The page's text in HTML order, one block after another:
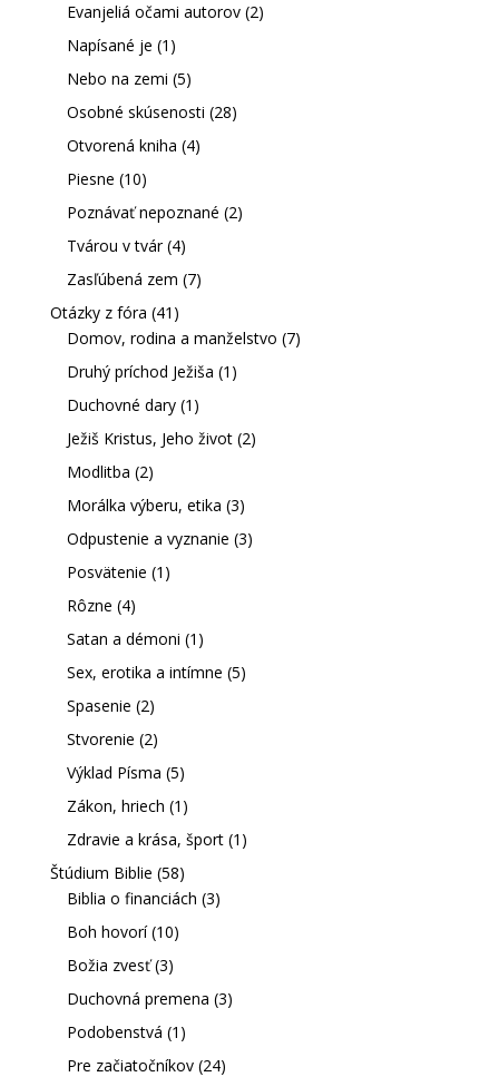
Evanjeliá očami autorov(2)
Napísané je (1)
Nebo na zemi (5)
Osobné skúsenosti (28)
Otvorená kniha (4)
Piesne (10)
Poznávať nepoznané (2)
Tvárou v tvár(4)
Zasľúbená zem (7)
Otázky z fóra (41)
Domov, rodina a manželstvo (7)
Druhý príchod Ježiša (1)
Duchovné dary(1)
Ježiš Kristus, Jeho život(2)
Modlitba (2)
Morálka výberu, etika (3)
Odpustenie a vyznanie (3)
Posvätenie (1)
Rôzne (4)
Satan a démoni (1)
Sex, erotika a intímne (5)
Spasenie (2)
Stvorenie (2)
Výklad Písma (5)
Zákon, hriech (1)
Zdravie a krása, šport(1)
Štúdium Biblie (58)
Biblia o financiách (3)
Boh hovorí(10)
Božia zvesť(3)
Duchovná premena (3)
Podobenstvá (1)
Pre začiatočníkov(24)